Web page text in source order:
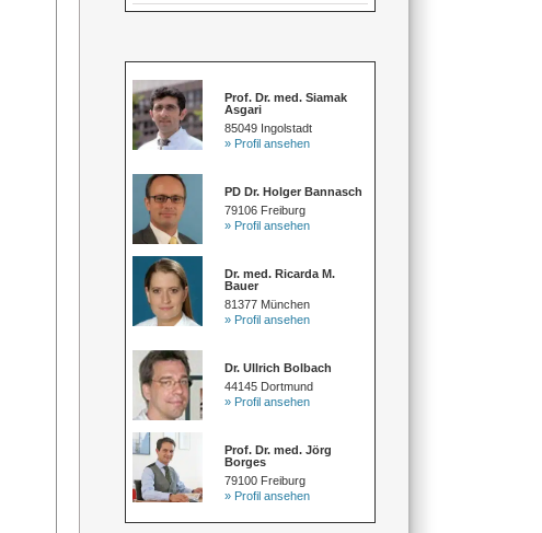
Prof. Dr. med. Siamak
Asgari
85049 Ingolstadt
» Profil ansehen
PD Dr. Holger Bannasch
79106 Freiburg
» Profil ansehen
Dr. med. Ricarda M.
Bauer
81377 München
» Profil ansehen
Dr. Ullrich Bolbach
44145 Dortmund
» Profil ansehen
Prof. Dr. med. Jörg
Borges
79100 Freiburg
» Profil ansehen